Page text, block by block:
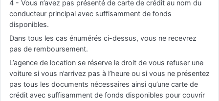
4 - Vous n’avez pas présenté de carte de crédit au nom du
conducteur principal avec suffisamment de fonds
disponibles.
Dans tous les cas énumérés ci-dessus, vous ne recevrez
pas de remboursement.
L’agence de location se réserve le droit de vous refuser une
voiture si vous n’arrivez pas à l’heure ou si vous ne présentez
pas tous les documents nécessaires ainsi qu’une carte de
crédit avec suffisamment de fonds disponibles pour couvrir